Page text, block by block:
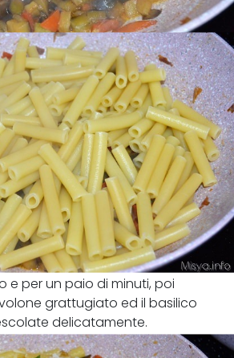
e per un paio di minuti, poi
grattugiato ed il basilico
delicatamente.